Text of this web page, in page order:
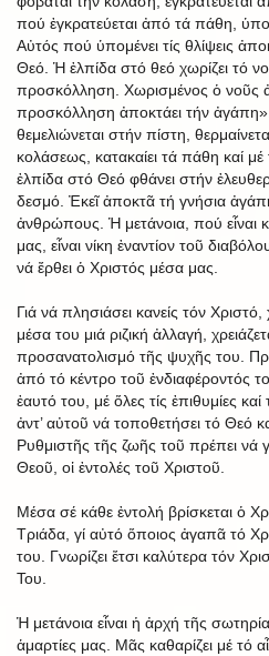
πού ἐγκρατεύεται ἀπό τά πάθη,
Αὐτός πού ὑπομένει τίς θλίψεις
Θεό. Ἡ ἐλπίδα στό θεό χωρίζει τό
προσκόλληση. Χωρισμένος ὁ νοῦς
προσκόλληση ἀποκτάει τήν
θεμελιώνεται στήν πίστη,
κολάσεως, κατακαίει τά πάθη καί
ἐλπίδα στό Θεό φθάνει στήν
δεσμό. Ἐκεῖ ἀποκτᾶ τή γνήσια
ἀνθρώπους. Ἡ μετάνοια, πού εἶναι
μας, εἶναι νίκη ἐναντίον τοῦ
νά ἔρθει ὁ Χριστός μέσα μας.
Γιά νά πλησιάσει κανείς τόν Χριστό,
μέσα του μιά ριζική ἀλλαγή,
προσανατολισμό τῆς ψυχῆς του.
ἀπό τό κέντρο τοῦ ἐνδιαφέροντός
ἑαυτό του, μέ ὅλες τίς ἐπιθυμίες καί
ἀντ’ αὐτοῦ νά τοποθετήσει τό Θεό
Ρυθμιστῆς τῆς ζωῆς τοῦ πρέπει νά
Θεοῦ, οἱ ἐντολές τοῦ Χριστοῦ.
Μέσα σέ κάθε ἐντολή βρίσκεται ὁ
Τριάδα, γί αὐτό ὅποιος ἀγαπᾶ τό
του. Γνωρίζει ἔτσι καλύτερα τόν
Του.
Ἡ μετάνοια εἶναι ἡ ἀρχή τῆς
ἁμαρτίες μας. Μᾶς καθαρίζει μέ τό